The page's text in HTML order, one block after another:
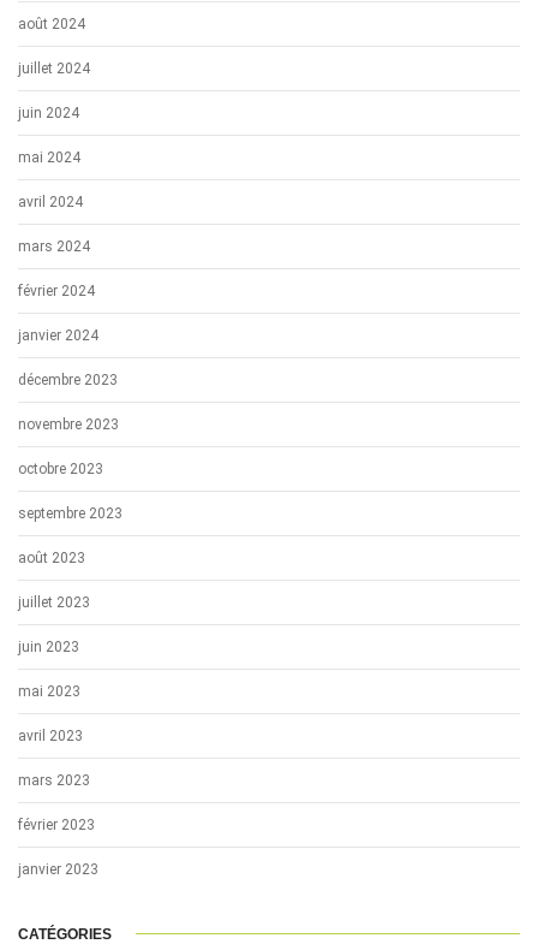
août 2024
juillet 2024
juin 2024
mai 2024
avril 2024
mars 2024
février 2024
janvier 2024
décembre 2023
novembre 2023
octobre 2023
septembre 2023
août 2023
juillet 2023
juin 2023
mai 2023
avril 2023
mars 2023
février 2023
janvier 2023
CATÉGORIES